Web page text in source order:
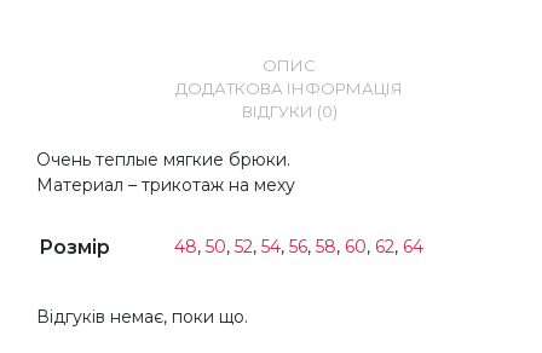
ОПИС
ДОДАТКОВА ІНФОРМАЦІЯ
ВІДГУКИ (0)
Очень теплые мягкие брюки.
Материал – трикотаж на меху
Розмір 48, 50, 52, 54, 56, 58, 60, 62, 64
Відгуків немає, поки що.